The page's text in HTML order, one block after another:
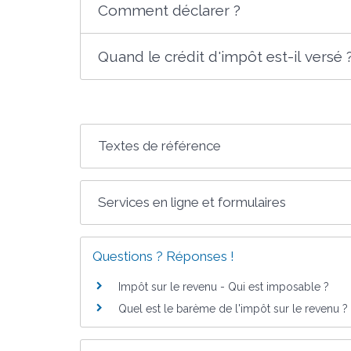
Comment déclarer ?
Quand le crédit d'impôt est-il versé
Textes de référence
Services en ligne et formulaires
Questions ? Réponses !
Impôt sur le revenu - Qui est imposable ?
Quel est le barème de l'impôt sur le revenu ?